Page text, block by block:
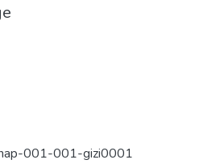
001-001-gizi0001